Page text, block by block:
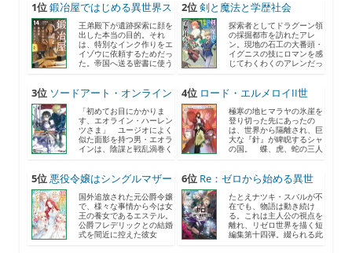
1位鍛冶屋ではじめる異世界ス
ロ...
王弟殿下が遺跡探索に顔を
出した本当の目的。それ
は、特別なインク作りをエ
イゾウに依頼するためだっ
た。帝国へ送る密書に使う
2位剣と魔法と学歴社会
8 〜...
探索者としてドラグーン領
の採掘都市を訪れたアレ
ン。現地の石工の大番頭・
イグニスの技にロマンを感
じてわくわくのアレンだっ
3位 ソードアート・オンライン
2...
「初めてお目にかかりま
す、エオライン・ハーレン
ツさま」 ユージオによく
似た面影を持つ男・エオラ
インは、陰謀と戦乱渦巻く
4位 ロード・エルメロイII世
の...
極寒の地ヒマラヤの氷崖を
登り切った先にあったの
は、世界から隔離され、巨
大な『針』が睥睨するシャ
の国。 蝶、虎、蛇の三人
5位悪役令嬢はシングルマザー
に...
国外追放された元公爵令嬢
で、様々な事情から今は女
王の養女であるエステル。
公爵フレデリックとの結婚
式を間近に控えた彼女
6位 Re：ゼロから始める異世
界...
たとえナツキ・スバルが不
在でも、物語は動き続け
る。これは主人公の視点を
離れ、リゼロ世界を描く短
編集第十四弾。綴られる此